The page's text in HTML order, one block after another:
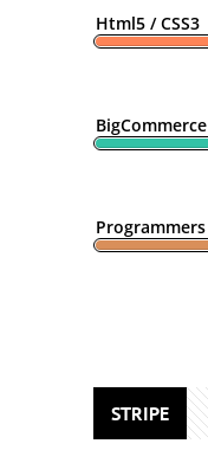
Html5 / CSS3
BigCommerce
Programmers
STRIPE